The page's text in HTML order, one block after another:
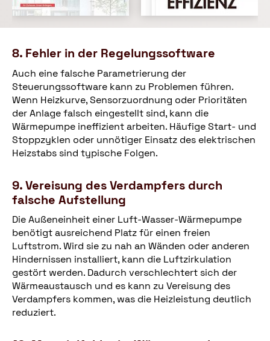
8. Fehler in der Regelungssoftware
Auch eine falsche Parametrierung der
Steuerungssoftware kann zu Problemen führen.
Wenn Heizkurve, Sensorzuordnung oder Prioritäten
der Anlage falsch eingestellt sind, kann die
Wärmepumpe ineffizient arbeiten. Häufige Start- und
Stoppzyklen oder unnötiger Einsatz des elektrischen
Heizstabs sind typische Folgen.
9. Vereisung des Verdampfers durch
falsche Aufstellung
Die Außeneinheit einer Luft-Wasser-Wärmepumpe
benötigt ausreichend Platz für einen freien
Luftstrom. Wird sie zu nah an Wänden oder anderen
Hindernissen installiert, kann die Luftzirkulation
gestört werden. Dadurch verschlechtert sich der
Wärmeaustausch und es kann zu Vereisung des
Verdampfers kommen, was die Heizleistung deutlich
reduziert.